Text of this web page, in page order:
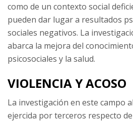
como de un contexto social
pueden dar lugar a resultados
sociales negativos. La
abarca la mejora del
psicosociales y la salud.
VIOLENCIA Y ACOSO
La investigación en este campo
ejercida por terceros respecto